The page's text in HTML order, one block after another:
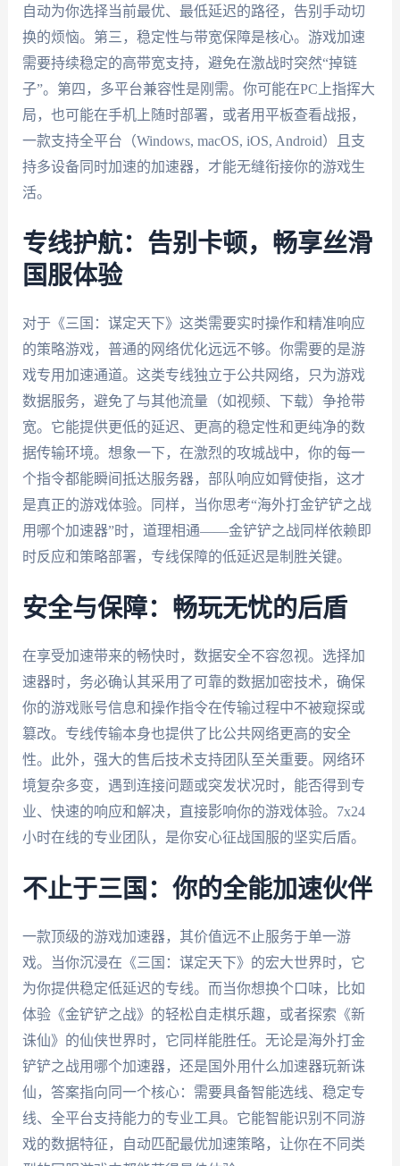
自动为你选择当前最优、最低延迟的路径，告别手动切
换的烦恼。第三，稳定性与带宽保障是核心。游戏加速
需要持续稳定的高带宽支持，避免在激战时突然“掉链
子”。第四，多平台兼容性是刚需。你可能在PC上指挥大
局，也可能在手机上随时部署，或者用平板查看战报，
一款支持全平台（Windows, macOS, iOS, Android）且支
持多设备同时加速的加速器，才能无缝衔接你的游戏生
活。
专线护航：告别卡顿，畅享丝滑
国服体验
对于《三国：谋定天下》这类需要实时操作和精准响应
的策略游戏，普通的网络优化远远不够。你需要的是游
戏专用加速通道。这类专线独立于公共网络，只为游戏
数据服务，避免了与其他流量（如视频、下载）争抢带
宽。它能提供更低的延迟、更高的稳定性和更纯净的数
据传输环境。想象一下，在激烈的攻城战中，你的每一
个指令都能瞬间抵达服务器，部队响应如臂使指，这才
是真正的游戏体验。同样，当你思考“海外打金铲铲之战
用哪个加速器”时，道理相通——金铲铲之战同样依赖即
时反应和策略部署，专线保障的低延迟是制胜关键。
安全与保障：畅玩无忧的后盾
在享受加速带来的畅快时，数据安全不容忽视。选择加
速器时，务必确认其采用了可靠的数据加密技术，确保
你的游戏账号信息和操作指令在传输过程中不被窥探或
篡改。专线传输本身也提供了比公共网络更高的安全
性。此外，强大的售后技术支持团队至关重要。网络环
境复杂多变，遇到连接问题或突发状况时，能否得到专
业、快速的响应和解决，直接影响你的游戏体验。7x24
小时在线的专业团队，是你安心征战国服的坚实后盾。
不止于三国：你的全能加速伙伴
一款顶级的游戏加速器，其价值远不止服务于单一游
戏。当你沉浸在《三国：谋定天下》的宏大世界时，它
为你提供稳定低延迟的专线。而当你想换个口味，比如
体验《金铲铲之战》的轻松自走棋乐趣，或者探索《新
诛仙》的仙侠世界时，它同样能胜任。无论是海外打金
铲铲之战用哪个加速器，还是国外用什么加速器玩新诛
仙，答案指向同一个核心：需要具备智能选线、稳定专
线、全平台支持能力的专业工具。它能智能识别不同游
戏的数据特征，自动匹配最优加速策略，让你在不同类